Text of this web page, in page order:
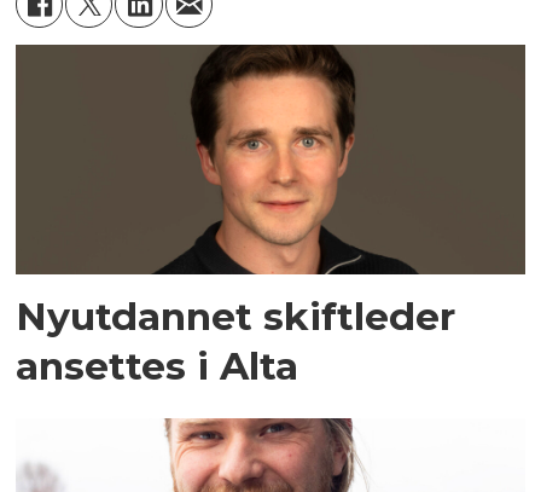
Nyutdannet skiftleder
ansettes i Alta